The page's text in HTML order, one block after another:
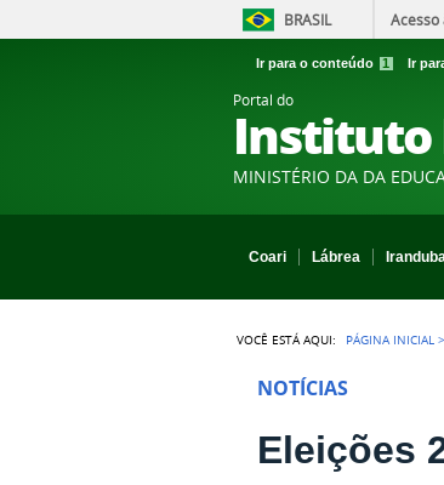
BRASIL
Ir para o conteúdo 1 Ir
Portal do
Instituto
MINISTÉRIO DA DA
Coari
Lábrea
VOCÊ ESTÁ AQUI: PÁGINA INICIAL >
NOTÍCIAS
Eleições